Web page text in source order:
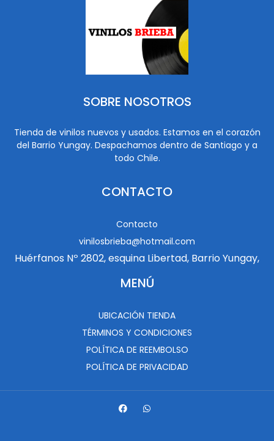
SOBRE NOSOTROS
Tienda de vinilos nuevos y usados. Estamos en el corazón
del Barrio Yungay. Despachamos dentro de Santiago y a
todo Chile.
CONTACTO
Contacto
vinilosbrieba@hotmail.com
Huérfanos Nº 2802, esquina Libertad, Barrio Yungay,
MENÚ
UBICACIÓN TIENDA
TÉRMINOS Y CONDICIONES
POLÍTICA DE REEMBOLSO
POLÍTICA DE PRIVACIDAD